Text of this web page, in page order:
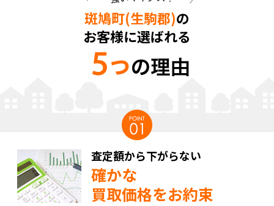
斑鳩町(生駒郡)の
お客様に選ばれる
査定額から下がらない
確かな
買取価格をお約束